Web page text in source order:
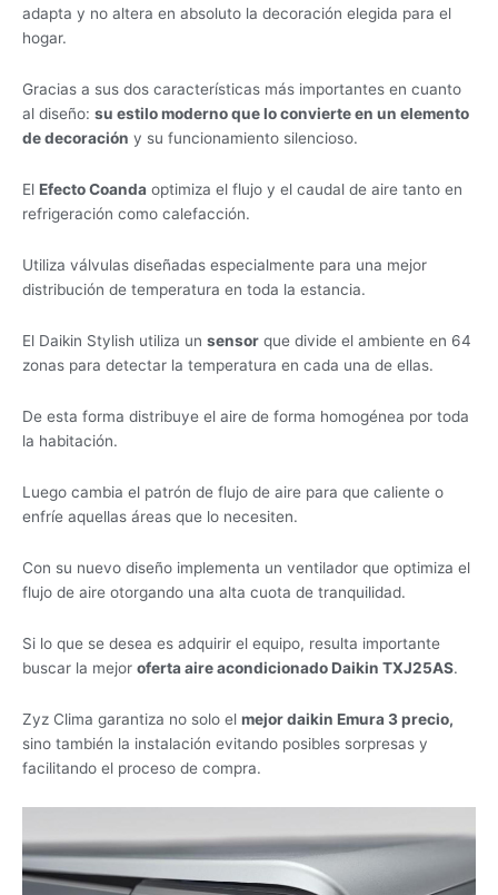
adapta y no altera en absoluto la decoración elegida para el
hogar.
Gracias a sus dos características más importantes en cuanto
al diseño: su estilo moderno que lo convierte en un elemento
de decoración y su funcionamiento silencioso.
El Efecto Coanda optimiza el flujo y el caudal de aire tanto en
refrigeración como calefacción.
Utiliza válvulas diseñadas especialmente para una mejor
distribución de temperatura en toda la estancia.
El Daikin Stylish utiliza un sensor que divide el ambiente en 64
zonas para detectar la temperatura en cada una de ellas.
De esta forma distribuye el aire de forma homogénea por toda
la habitación.
Luego cambia el patrón de flujo de aire para que caliente o
enfríe aquellas áreas que lo necesiten.
Con su nuevo diseño implementa un ventilador que optimiza el
flujo de aire otorgando una alta cuota de tranquilidad.
Si lo que se desea es adquirir el equipo, resulta importante
buscar la mejor oferta aire acondicionado Daikin TXJ25AS.
Zyz Clima garantiza no solo el mejor daikin Emura 3 precio,
sino también la instalación evitando posibles sorpresas y
facilitando el proceso de compra.